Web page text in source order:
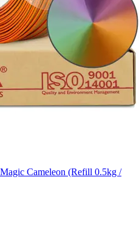
Cameleon (Refill 0.5kg /